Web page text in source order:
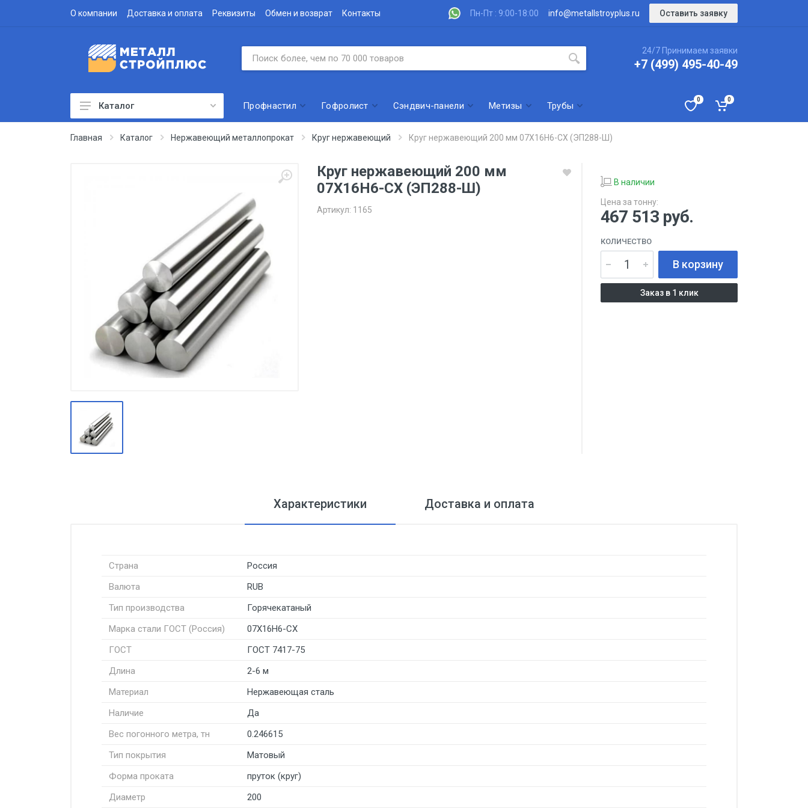
О компании Доставка и оплата Реквизиты Обмен и возврат Контакты Пн-Пт : 9:00-18:00 info@metallstroyplus.ru Оставить заявку
24/7 Принимаем заявки
+7 (499) 495-40-49
Профнастил
Производство
Штакетник
Черный металлопрокат
Нержавеющий металлопрокат
метизы
Оцинкованный металлопрокат
Запорная арматура
Каталог Профнастил Гофролист Сэндвич-панели Метизы Трубы
0 0
Главная Каталог Нержавеющий металлопрокат Круг нержавеющий Круг нержавеющий 200 мм 07Х16Н6-СХ (ЭП288-Ш)
Круг нержавеющий 200 мм
07Х16Н6-СХ (ЭП288-Ш)
Артикул: 1165
В наличии
Цена за тонну:
467 513 руб.
КОЛИЧЕСТВО
В корзину
Заказ в 1 клик
Характеристики Доставка и оплата
Страна
Россия
Валюта
RUB
Тип производства
Горячекатаный
Марка стали ГОСТ (Россия)
07Х16Н6-СХ
ГОСТ
ГОСТ 7417-75
Длина
2-6 м
Материал
Нержавеющая сталь
Наличие
Да
Вес погонного метра, тн
0.246615
Тип покрытия
Матовый
Форма проката
пруток (круг)
Диаметр
200